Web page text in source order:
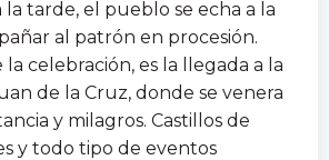
la tarde, el pueblo se echa a la
al patrón en procesión.
celebración, es la llegada a la
de la Cruz, donde se venera
y milagros. Castillos de
y todo tipo de eventos